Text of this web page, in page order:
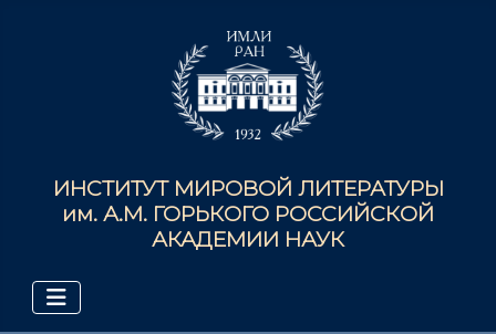
ИНСТИТУТ МИРОВОЙ ЛИТЕРАТУРЫ
им. А.М. ГОРЬКОГО РОССИЙСКОЙ
АКАДЕМИИ НАУК